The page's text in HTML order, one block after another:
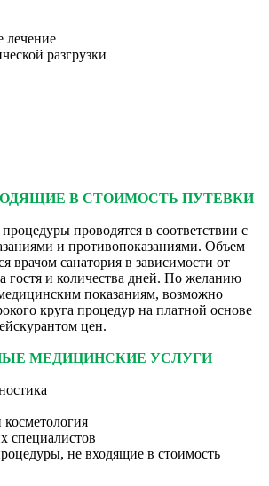
лечение
разгрузки
В СТОИМОСТЬ ПУТЕВКИ
проводятся в соответствии с
и противопоказаниями. Объем
врачом санатория в зависимости от
гостя и количества дней. По желанию
показаниям, возможно
круга процедур на платной основе
цен.
МЕДИЦИНСКИЕ УСЛУГИ
специалистов
не входящие в стоимость